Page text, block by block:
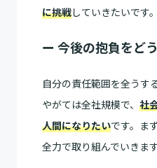
に挑戦していきたいです。
ー 今後の抱負をど
自分の責任範囲を全うす
やがては全社規模で、 社
人間になりたいです。ま
全力で取り組んでいきます